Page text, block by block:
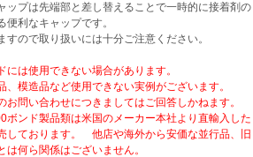
プは先端部と差し替えることで一時的に接着剤の
利なキャップです。
で取り扱いには十分ご注意ください。
は使用できない場合があります。
模造品など使用できない実例がございます。
問い合わせにつきましてはご回答しかねます。
ンド製品類は米国のメーカー本社より直輸入した
ております。 他店や海外から安価な並行品、旧
何ら関係はございません。